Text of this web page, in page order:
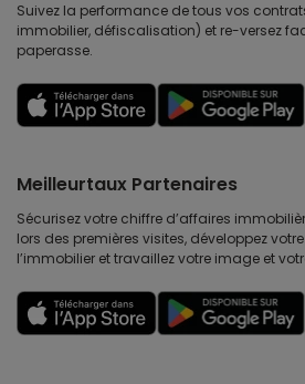
Suivez la performance de tous vos
immobilier, défiscalisation) et re-versez
paperasse.
Meilleurtaux Partenaires
Sécurisez votre chiffre d’affaires
lors des premières visites, développez
l’immobilier et travaillez votre image et